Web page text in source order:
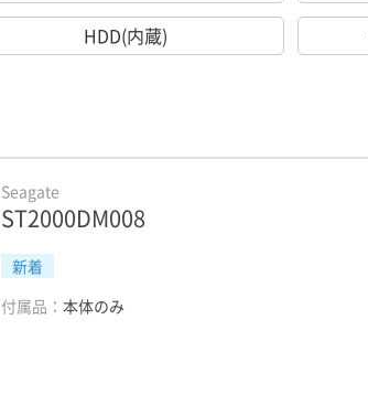
HDD(内蔵)
Seagate
ST2000DM008
新着
付属品：本体のみ